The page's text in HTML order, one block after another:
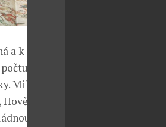
a k
Milovníci